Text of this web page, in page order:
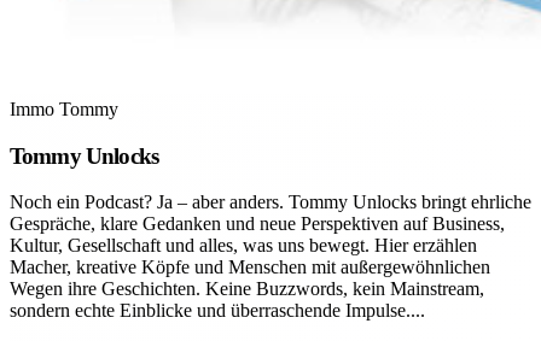
Immo Tommy
Tommy Unlocks
Noch ein Podcast? Ja – aber anders. Tommy Unlocks bringt ehrliche
Gespräche, klare Gedanken und neue Perspektiven auf Business,
Kultur, Gesellschaft und alles, was uns bewegt. Hier erzählen
Macher, kreative Köpfe und Menschen mit außergewöhnlichen
Wegen ihre Geschichten. Keine Buzzwords, kein Mainstream,
sondern echte Einblicke und überraschende Impulse....